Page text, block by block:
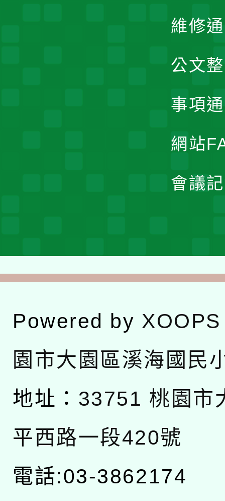
維修
公文
事項
網站
會議
Powered by XOOPS
園市大園區溪海國民
地址： 33751 桃園市
平西路一段420號
電話:03-3862174